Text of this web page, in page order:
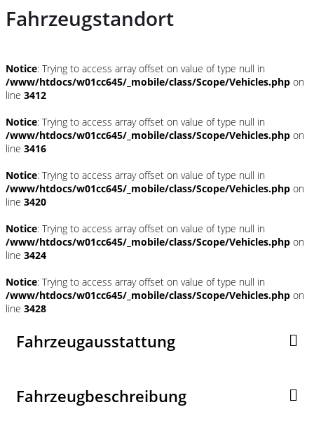
Fahrzeugstandort
Notice: Trying to access array offset on value of type null in
/www/htdocs/w01cc645/_mobile/class/Scope/Vehicles.php on
line 3412
Notice: Trying to access array offset on value of type null in
/www/htdocs/w01cc645/_mobile/class/Scope/Vehicles.php on
line 3416
Notice: Trying to access array offset on value of type null in
/www/htdocs/w01cc645/_mobile/class/Scope/Vehicles.php on
line 3420
Notice: Trying to access array offset on value of type null in
/www/htdocs/w01cc645/_mobile/class/Scope/Vehicles.php on
line 3424
Notice: Trying to access array offset on value of type null in
/www/htdocs/w01cc645/_mobile/class/Scope/Vehicles.php on
line 3428
Fahrzeugausstattung
Fahrzeugbeschreibung